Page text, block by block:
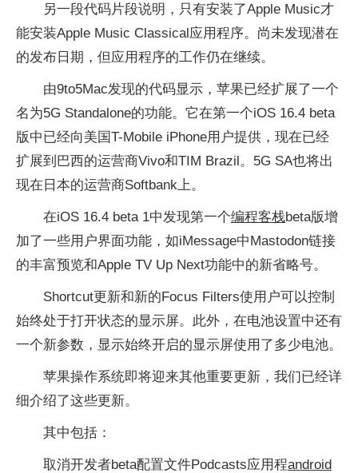
另一段代码片段说明，只有安装了Apple Music才
能安装Apple Music Classical应用程序。尚未发现潜在
的发布日期，但应用程序的工作仍在继续。
由9to5Mac发现的代码显示，苹果已经扩展了一个
名为5G Standalone的功能。它在第一个iOS 16.4 beta
版中已经向美国T-Mobile iPhone用户提供，现在已经
扩展到巴西的运营商Vivo和TIM Brazil。5G SA也将出
现在日本的运营商Softbank上。
在iOS 16.4 beta 1中发现第一个编程客栈beta版增
加了一些用户界面功能，如iMessage中Mastodon链接
的丰富预览和Apple TV Up Next功能中的新省略号。
Shortcut更新和新的Focus Filters使用户可以控制
始终处于打开状态的显示屏。此外，在电池设置中还有
一个新参数，显示始终开启的显示屏使用了多少电池。
苹果操作系统即将迎来其他重要更新，我们已经详
细介绍了这些更新。
其中包括：
取消开发者beta配置文件Podcasts应用程android